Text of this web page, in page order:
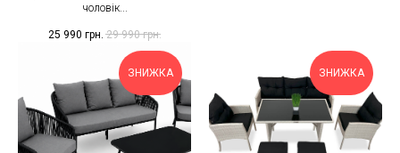
чоловік...
25 990 грн. 29 990 грн.
ЗНИЖКА ЗНИЖКА